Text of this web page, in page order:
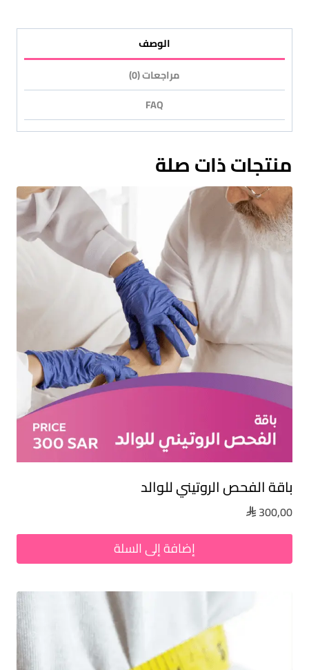
الوصف
مراجعات (0)
FAQ
منتجات ذات صلة
باقة الفحص الروتيني للوالد​
 300,00
إضافة إلى السلة